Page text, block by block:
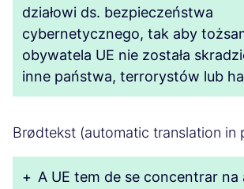
działowi ds. bezpieczeństwa
cybernetycznego, tak aby
obywatela UE nie została
inne państwa, terrorystów lub
Brødtekst (automatic translation in
+ A UE tem de se concentrar